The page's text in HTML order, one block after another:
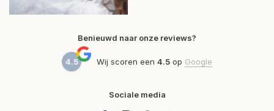
Benieuwd naar onze reviews?
4.5 Wij scoren een 4.5 op Google
Sociale media